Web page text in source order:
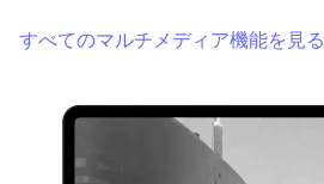
すべてのマルチメディア機能を見る